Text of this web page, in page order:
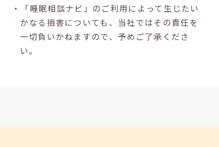
・「睡眠相談ナビ」のご利用によって生じたい
かなる損害についても、当社ではその責任を
一切負いかねますので、予めご了承くださ
い。